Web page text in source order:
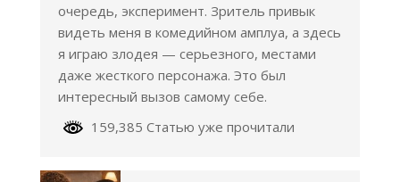
очередь, эксперимент. Зритель привык
видеть меня в комедийном амплуа, а здесь
я играю злодея — серьезного, местами
даже жесткого персонажа. Это был
интересный вызов самому себе.
159,385 Статью уже прочитали